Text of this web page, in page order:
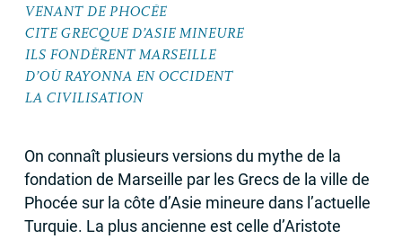
VENANT DE PHOCÉE
CITE GRECQUED’ASIE MINEURE
ILS FONDÈRENT MARSEILLE
D’OÙRAYONNA EN OCCIDENT
LA CIVILISATION
On connaît plusieurs versions du mythe de la
fondation de Marseille par les Grecs de la ville de
Phocée sur la côte d’Asie mineure dans l’actuelle
Turquie. La plus ancienne est celle d’Aristote